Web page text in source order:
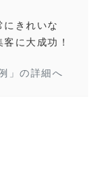
きれいな
に大成功！
」の詳細へ